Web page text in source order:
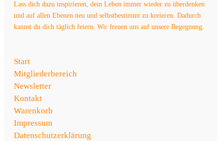
Lass dich dazu inspirieren, dein Leben immer wieder zu überdenken
und auf allen Ebenen neu und selbstbestimmt zu kreieren. Dadurch
kannst du dich täglich feiern. Wir freuen uns auf unsere Begegnung.
Start
Mitgliederbereich
Newsletter
Kontakt
Warenkorb
Impressum
Datenschutzerklärung